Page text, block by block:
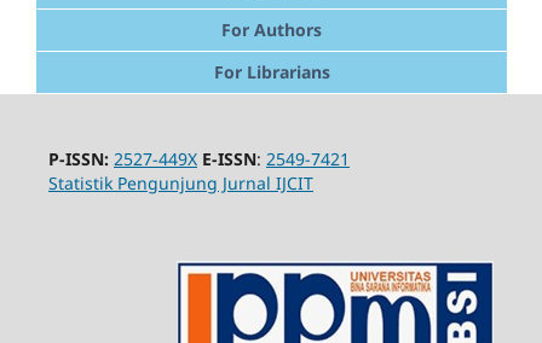
For Authors
For Librarians
P-ISSN: 2527-449XE-ISSN: 2549-7421
Statistik Pengunjung Jurnal IJCIT